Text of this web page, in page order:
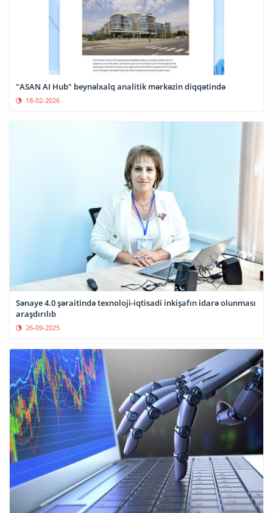
"ASAN AI Hub" beynəlxalq analitik mərkəzin diqqətində
18-02-2026
Sənaye 4.0 şəraitində texnoloji-iqtisadi inkişafın idarə olunması
araşdırılıb
26-09-2025